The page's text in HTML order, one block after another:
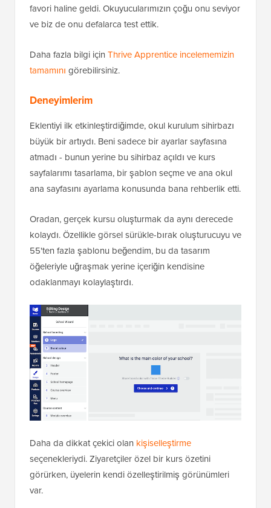
favori haline geldi. Okuyucularımızın çoğu onu seviyor
ve biz de onu defalarca test ettik.
Daha fazla bilgi için Thrive Apprentice incelememizin
tamamını görebilirsiniz.
Deneyimlerim
Eklentiyi ilk etkinleştirdiğimde, okul kurulum sihirbazı
büyük bir artıydı. Beni sadece bir ayarlar sayfasına
atmadı - bunun yerine bu sihirbaz açıldı ve kurs
sayfalarımı tasarlama, bir şablon seçme ve ana okul
ana sayfasını ayarlama konusunda bana rehberlik etti.
Oradan, gerçek kursu oluşturmak da aynı derecede
kolaydı. Özellikle görsel sürükle-bırak oluşturucuyu ve
55'ten fazla şablonu beğendim, bu da tasarım
öğeleriyle uğraşmak yerine içeriğin kendisine
odaklanmayı kolaylaştırdı.
Daha da dikkat çekici olan kişiselleştirme
seçenekleriydi. Ziyaretçiler özel bir kurs özetini
görürken, üyelerin kendi özelleştirilmiş görünümleri
var.